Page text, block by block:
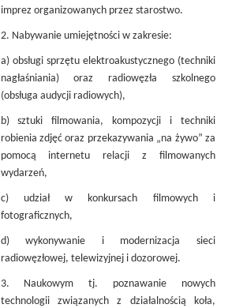
imprez organizowanych przez starostwo.
2. Nabywanie umiejętności w zakresie:
a) obsługi sprzętu elektroakustycznego (techniki
nagłaśniania) oraz radiowęzła szkolnego
(obsługa audycji radiowych),
b) sztuki filmowania, kompozycji i techniki
robienia zdjęć oraz przekazywania „na żywo” za
pomocą internetu relacji z filmowanych
wydarzeń,
c) udział w konkursach filmowych i
fotograficznych,
d) wykonywanie i modernizacja sieci
radiowęzłowej, telewizyjnej i dozorowej.
3. Naukowym tj. poznawanie nowych
technologii związanych z działalnością koła,